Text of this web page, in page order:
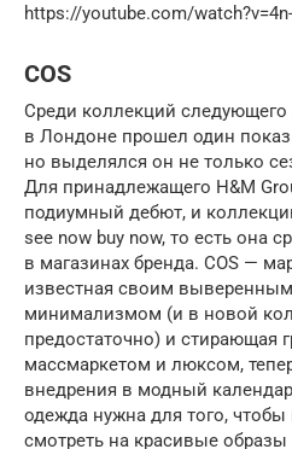
https://youtube.com/
COS
Среди коллекций
в Лондоне прошел один
но выделялся он не только
Для принадлежащего H&M
подиумный дебют, и
see now buy now, то есть она
в магазинах бренда. COS —
известная своим
минимализмом (и в новой
предостаточно) и стирающая
массмаркетом и люксом,
внедрения в модный
одежда нужна для того, чтобы
смотреть на красивые